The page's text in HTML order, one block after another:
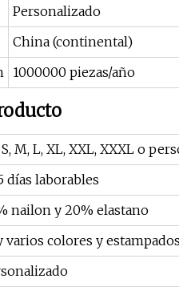
Personalizado
China (continental)
1000000 piezas/año
S, M, L, XL, XXL, XXXL o
días laborables
nailon y 20% elastano
varios colores y